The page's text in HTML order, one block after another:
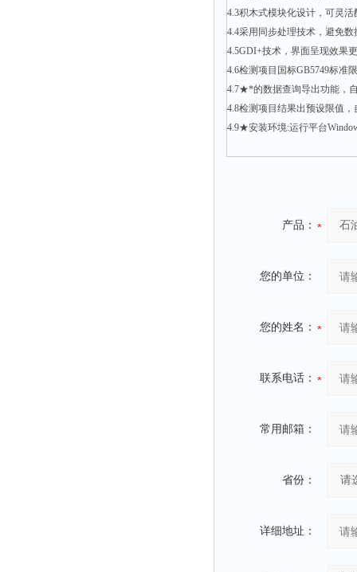
4.3积木式模块化设计，可灵
4.4采用同步处理技术，避免
4.5GDI+技术，界面呈现效果
4.6检测项目国标GB5749标
4.7★*的数据查询导出功能，
4.8检测项目结果出预设限值
4.9★安装环境:运行平台
产品：
您的单位：
您的姓名：
联系电话：
常用邮箱：
省份：
详细地址：